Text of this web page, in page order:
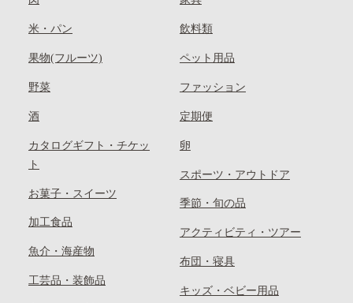
米・パン
果物(フルーツ)
野菜
酒
カタログギフト・チケッ
ト
お菓子・スイーツ
加工食品
魚介・海産物
工芸品・装飾品
飲料類
ペット用品
ファッション
定期便
卵
スポーツ・アウトドア
季節・旬の品
アクティビティ・ツアー
布団・寝具
キッズ・ベビー用品